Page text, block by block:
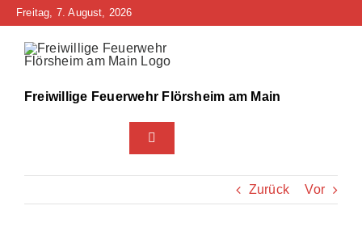
Zum
springen
Freitag, 7. August, 2026
Freiwillige Feuerwehr Flörsheim am Main
Toggle
Navigation
Home
Zurück Vor